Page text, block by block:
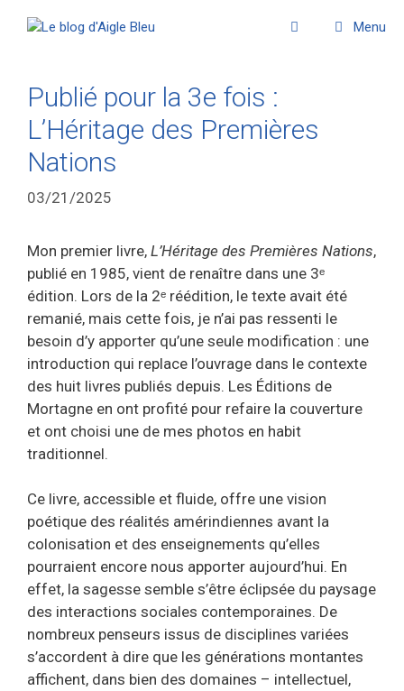
Menu
Publié pour la 3e fois :
L’Héritage des Premières
Nations
03/21/2025
Mon premier livre, L’Héritage des Premières Nations,
publié en 1985, vient de renaître dans une 3ᵉ
édition. Lors de la 2ᵉ réédition, le texte avait été
remanié, mais cette fois, je n’ai pas ressenti le
besoin d’y apporter qu’une seule modification : une
introduction qui replace l’ouvrage dans le contexte
des huit livres publiés depuis. Les Éditions de
Mortagne en ont profité pour refaire la couverture
et ont choisi une de mes photos en habit
traditionnel.
Ce livre, accessible et fluide, offre une vision
poétique des réalités amérindiennes avant la
colonisation et des enseignements qu’elles
pourraient encore nous apporter aujourd’hui. En
effet, la sagesse semble s’être éclipsée du paysage
des interactions sociales contemporaines. De
nombreux penseurs issus de disciplines variées
s’accordent à dire que les générations montantes
affichent, dans bien des domaines – intellectuel,